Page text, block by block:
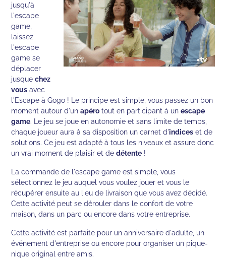
jusqu'à
l'escape
game,
laissez
l'escape
game se
déplacer
jusquechez
vous avec
l'Escape à Gogo ! Le principe est simple, vous passez un bon
moment autour d'unapéro tout en participant à unescape
game. Le jeu se joue en autonomie et sans limite de temps,
chaque joueur aura à sa disposition un carnet d'indices et de
solutions. Ce jeu est adapté à tous les niveaux et assure donc
un vrai moment de plaisir et dedétente !
La commande de l'escape game est simple, vous
sélectionnez le jeu auquel vous voulez jouer et vous le
récupérer ensuite au lieu de livraison que vous avez décidé.
Cette activité peut se dérouler dans le confort de votre
maison, dans un parc ou encore dans votre entreprise.
Cette activité est parfaite pour un anniversaire d'adulte, un
événement d'entreprise ou encore pour organiser un pique-
nique original entre amis.